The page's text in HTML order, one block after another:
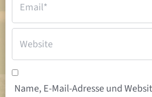
Name, E-Mail-Adresse und